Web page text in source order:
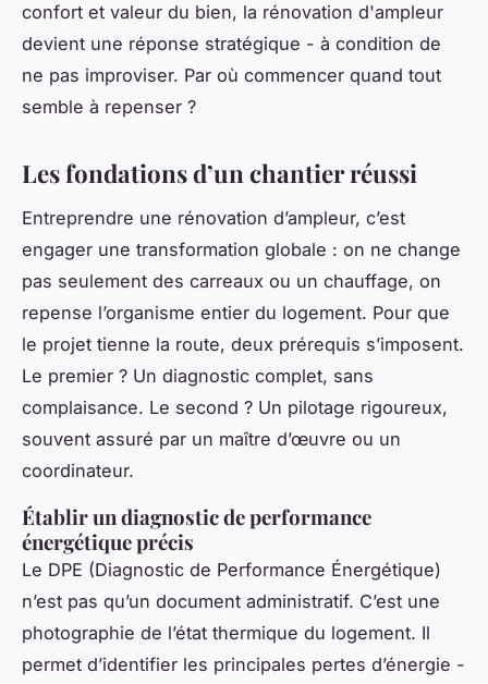
confort et valeur du bien, la rénovation d'ampleur
devient une réponse stratégique - à condition de
ne pas improviser. Par où commencer quand tout
semble à repenser ?
Les fondations d’un chantier réussi
Entreprendre une rénovation d’ampleur, c’est
engager une transformation globale : on ne change
pas seulement des carreaux ou un chauffage, on
repense l’organisme entier du logement. Pour que
le projet tienne la route, deux prérequis s’imposent.
Le premier ? Un diagnostic complet, sans
complaisance. Le second ? Un pilotage rigoureux,
souvent assuré par un maître d’œuvre ou un
coordinateur.
Établir un diagnostic de performance
énergétique précis
Le DPE (Diagnostic de Performance Énergétique)
n’est pas qu’un document administratif. C’est une
photographie de l’état thermique du logement. Il
permet d’identifier les principales pertes d’énergie -